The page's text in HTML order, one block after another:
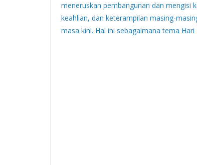
meneruskan pembangunan dan mengisi
keahlian, dan keterampilan masing-
masa kini. Hal ini sebagaimana tema Hari